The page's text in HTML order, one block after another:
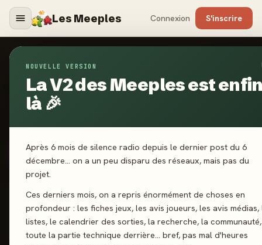
Les Meeples Connexion S'inscrire
NOUVELLE VERSION
La V2 des Meeples est
là 🎉
Après 6 mois de silence radio depuis le dernier post du 6
décembre… on a un peu disparu des réseaux, mais pas du
projet.
Ces derniers mois, on a repris énormément de choses en
profondeur : les fiches jeux, les avis joueurs, les avis médias,
listes, le calendrier des sorties, la recherche, la communauté,
toute la partie technique derrière… bref, pas mal d'heures
Alexandre Undecent
Membre depuis le 30 mai 2025 · 1 an
0
1 35 4,5★#323 170
RANG MEEPLE-MÈTRE
Top 100
Top 3% communauté